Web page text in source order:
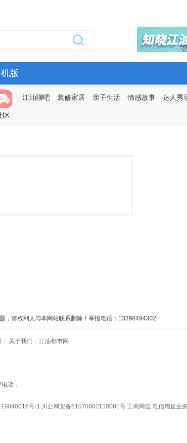
版
区
江油聊吧 装修家居 亲子生活 情感故事 达人秀
，请权利人与本网站联系删除！举报电话：13398494302
关于我们
江油都市网
话：
号-1 川公网安备51070002110081号 工商网监 电信增值业